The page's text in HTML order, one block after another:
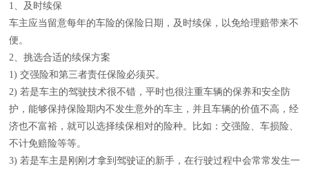
1、及时续保
车主应当留意每年的车险的保险日期，及时续保，以免给理赔带来不
便。
2、挑选合适的续保方案
1) 交强险和第三者责任保险必须买。
2) 若是车主的驾驶技术很不错，平时也很注重车辆的保养和安全防
护，能够保持保险期内不发生意外的车主，并且车辆的价值不高，经
济也不富裕，就可以选择续保相对的险种。比如：交强险、车损险、
不计免赔险等等。
3) 若是车主是刚刚才拿到驾驶证的新手，在行驶过程中会常常发生一